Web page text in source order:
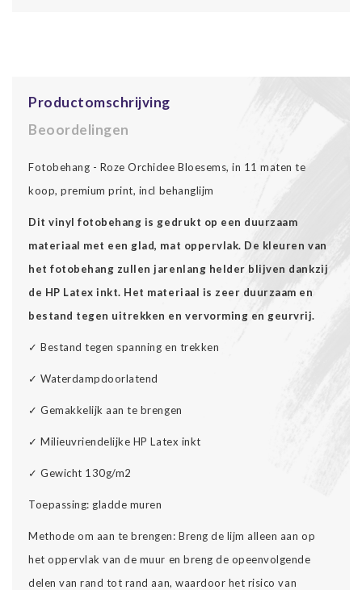
Productomschrijving
Beoordelingen
Fotobehang - Roze Orchidee Bloesems, in 11 maten te
koop, premium print, incl behanglijm
Dit vinyl fotobehang is gedrukt op een duurzaam
materiaal met een glad, mat oppervlak. De kleuren van
het fotobehang zullen jarenlang helder blijven dankzij
de HP Latex inkt. Het materiaal is zeer duurzaam en
bestand tegen uitrekken en vervorming en geurvrij.
✓ Bestand tegen spanning en trekken
✓ Waterdampdoorlatend
✓ Gemakkelijk aan te brengen
✓ Milieuvriendelijke HP Latex inkt
✓ Gewicht 130g/m2
Toepassing: gladde muren
Methode om aan te brengen: Breng de lijm alleen aan op
het oppervlak van de muur en breng de opeenvolgende
delen van rand tot rand aan, waardoor het risico van